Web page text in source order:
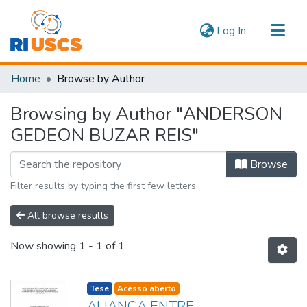
Log In (current)
Communities & Collections
Home Browse by Author
Browsing by Author "ANDERSON
GEDEON BUZAR REIS"
Browse
Filter results by typing the first few letters
All browse results
Now showing 1 - 1 of 1
listelement.badge.dso-type
Tese Acesso aberto